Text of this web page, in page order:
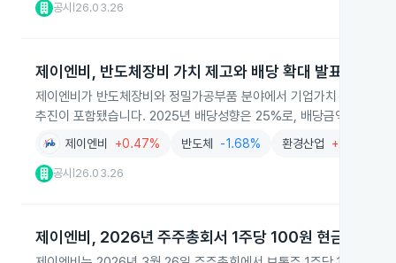
공시 26.03.26
제이엔비, 반도체장비 가치 제고와 배당 확대 발표
제이엔비가 반도체장비와 정밀가공부품 분야에서 기업가치 제고 계
추진이 포함됐습니다. 2025년 배당성향은 25%로, 배당금액은
제이엔비 +0.47% 반도체 -1.68% 환경산업 +2.98%
공시 26.03.26
제이엔비, 2026년 주주총회서 1주당 100원 현금배당 확